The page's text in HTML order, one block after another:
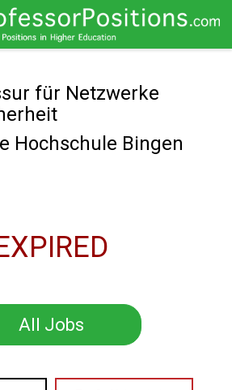
für Netzwerke
Hochschule Bingen
All Jobs